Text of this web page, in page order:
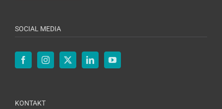
SOCIAL MEDIA
KONTAKT